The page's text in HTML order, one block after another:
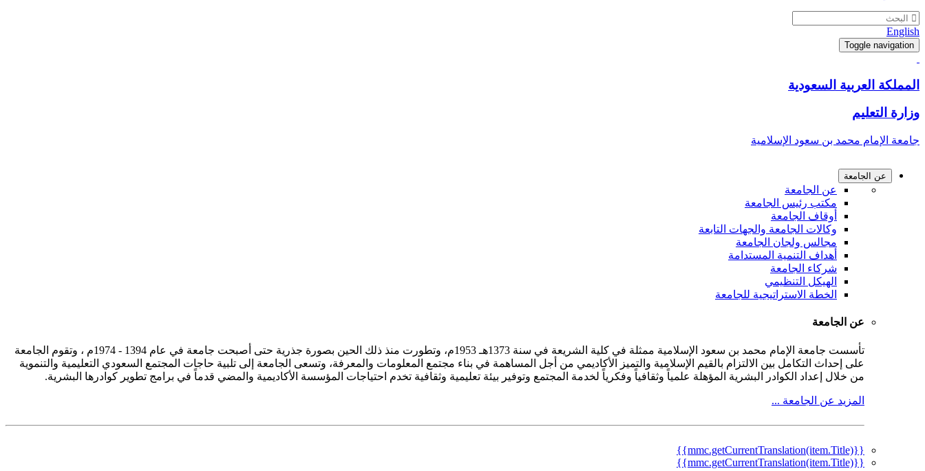
English
Toggle navigation
المملكة العربية السعودية
وزارة التعليم
جامعة الإمام محمد بن سعود الإسلامية
عن الجامعة
عن الجامعة
مكتب رئيس الجامعة
أوقاف الجامعة
وكالات الجامعة والجهات التابعة
مجالس ولجان الجامعة
أهداف التنمية المستدامة
شركاء الجامعة
الهيكل التنظيمي
الخطة الاستراتيجية للجامعة
عن الجامعة
تأسست جامعة الإمام محمد بن سعود الإسلامية ممثلة في كلية الشريعة في سنة 1373هـ 1953م، وتطورت منذ ذلك الحين بصورة جذرية حتى أصبحت جامعة في عام 1394 - 1974م ، وتقوم الجامعة
على إحداث التكامل بين الالتزام بالقيم الإسلامية والتميز الأكاديمي من أجل المساهمة في بناء مجتمع المعلومات والمعرفة، وتسعى الجامعة إلى تلبية حاجات المجتمع السعودي التعليمية والتنموية
من خلال إعداد الكوادر البشرية المؤهلة علمياً وثقافياً وفكرياً لخدمة المجتمع وتوفير بيئة تعليمية وثقافية تخدم احتياجات المؤسسة الأكاديمية والمضي قدماً في برامج تطوير كوادرها البشرية.
المزيد عن الجامعة ...
{{mmc.getCurrentTranslation(item.Title)}}
{{mmc.getCurrentTranslation(item.Title)}}